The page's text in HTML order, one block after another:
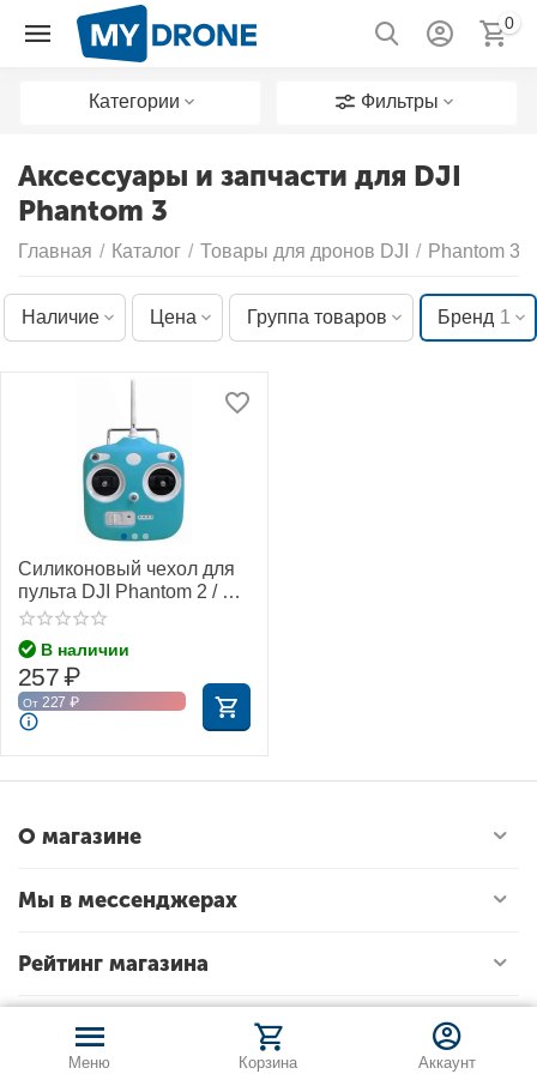
0
Категории Фильтры
Аксессуары и запчасти для DJI
Phantom 3
Главная / Каталог / Товары для дронов DJI / Phantom 3
Наличие Цена Группа товаров Бренд 1
Силиконовый чехол для
пульта DJI Phantom 2 / 3
Standard (прозрачный
синий) (Anbee)
В наличии
257₽
От 227 ₽
О магазине
Мы в мессенджерах
Рейтинг магазина
Меню Корзина Аккаунт